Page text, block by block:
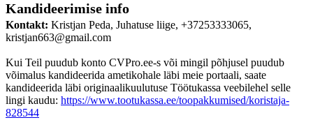
Kandideerimise info
Kontakt: Kristjan Peda, Juhatuse liige, +37253333065,
kristjan663@gmail.com
Kui Teil puudub konto CVPro.ee-s või mingil põhjusel puudub
võimalus kandideerida ametikohale läbi meie portaali, saate
kandideerida läbi originaalikuulutuse Töötukassa veebilehel selle
lingi kaudu: https://www.tootukassa.ee/toopakkumised/koristaja-
828544